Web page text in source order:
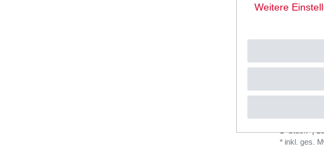
super
UVP 150,63
1 Stück |
*inkl. ges.
Weitere